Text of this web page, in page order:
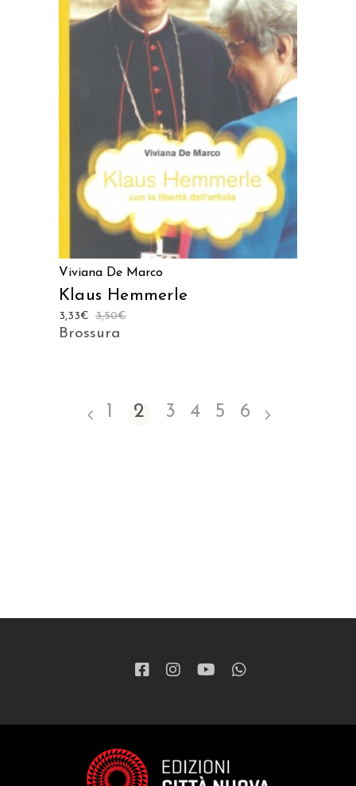
AGGIUNGI AL CARRELLO
Viviana De Marco
Klaus Hemmerle
3,50€
3,33€
Brossura
1 2 3 4 5 6